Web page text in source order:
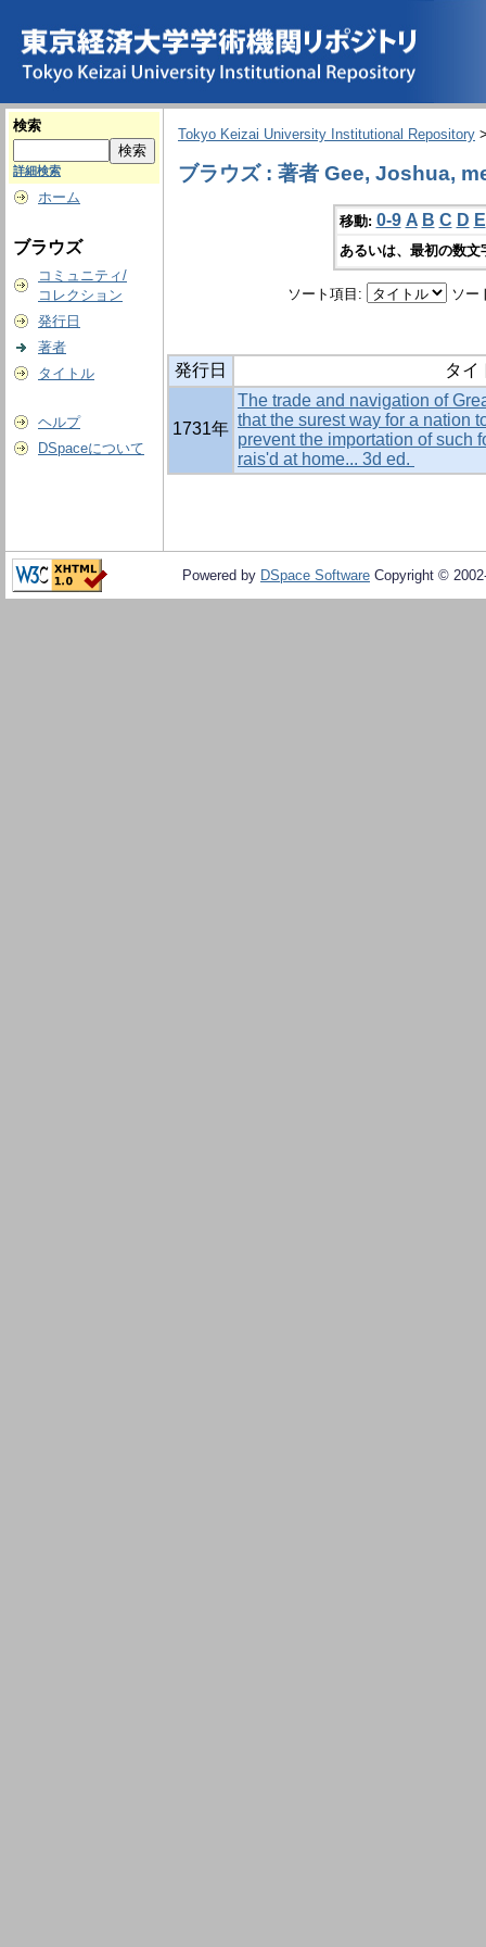
検索
詳細検索
ホーム
ブラウズ
コミュニティ/
コレクション
発行日
著者
タイトル
ヘルプ
DSpaceについて
Tokyo Keizai University Institutional Repository
ブラウズ : 著者 Gee, Joshua,
移動: 0-9 A B C D E
あるいは、最初の数
ソート項目: ソー
発行日 タイ
1731年
The trade and navigation of
that the surest way for a nation
prevent the importation of such
rais'd at home... 3d ed.
Powered by DSpace Software Copyright ©